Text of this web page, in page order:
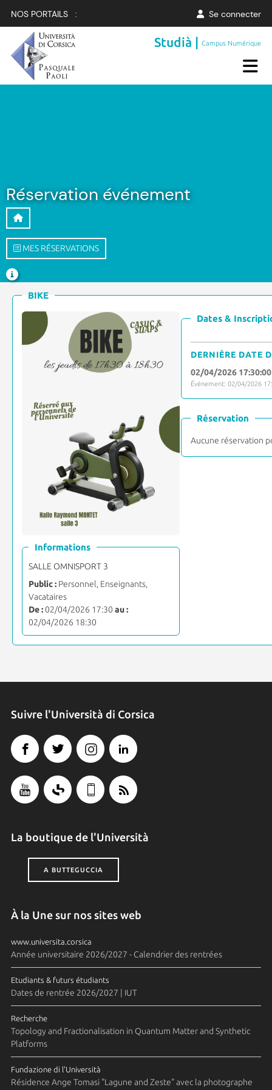
NOS PORTAILS : Se connecter
Studià |Campus Numérique
Réservation événement
MES RÉSERVATIONS
BIKE
Informations
SALLE OMNISPORT 3
Public :Personnel, Enseignants,
Vacataires
De :02/04/2026 17:30 au :
02/04/2026 18:30
Dates &
DERNIÈRE DATE
02/04/2026 17:30:00
Événement: 02/04/2026
Réservation
Aucune réservation
Suivre l'Università di Corsica
La boutique de l'Università
A BUTTEGUCCIA
À la Une sur nos sites web
www.universita.corsica
Année universitaire 2026/2027 - Calendrier des rentrées
Etudiants & futurs étudiants
Dates de rentrée 2026/2027 | IUT
Recherche
Topology and Fractionalisation in Quantum Matter and Synthetic
Platforms
Fundazione di l'Università
Résidence Ange Tomasi "Lagune and Zeste" avec la photographe